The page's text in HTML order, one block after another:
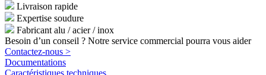
Livraison rapide
Expertise soudure
Fabricant alu / acier / inox
Besoin d’un conseil ? Notre service commercial pourra vous aider
Contactez-nous >
Documentations
Caractéristiques techniques